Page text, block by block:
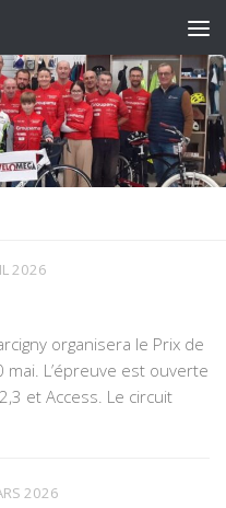
2026
organisera le Prix de
mai. L’épreuve est ouverte
et Access. Le circuit
2026